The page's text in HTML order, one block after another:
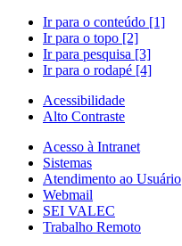
Ir para o conteúdo [1]
Ir para o topo [2]
Ir para pesquisa [3]
Ir para o rodapé [4]
Acessibilidade
Alto Contraste
Acesso à Intranet
Sistemas
Atendimento ao Usuário
Webmail
SEI VALEC
Trabalho Remoto